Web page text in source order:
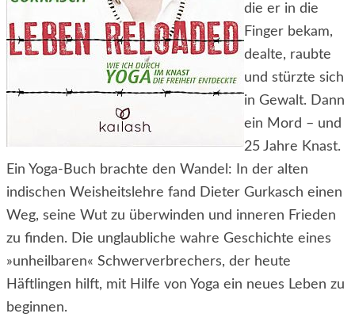
die er in die
Finger bekam,
dealte, raubte
und stürzte sich
in Gewalt. Dann
ein Mord – und
25 Jahre Knast.
Ein Yoga-Buch brachte den Wandel: In der alten
indischen Weisheitslehre fand Dieter Gurkasch einen
Weg, seine Wut zu überwinden und inneren Frieden
zu finden. Die unglaubliche wahre Geschichte eines
»unheilbaren« Schwerverbrechers, der heute
Häftlingen hilft, mit Hilfe von Yoga ein neues Leben zu
beginnen.